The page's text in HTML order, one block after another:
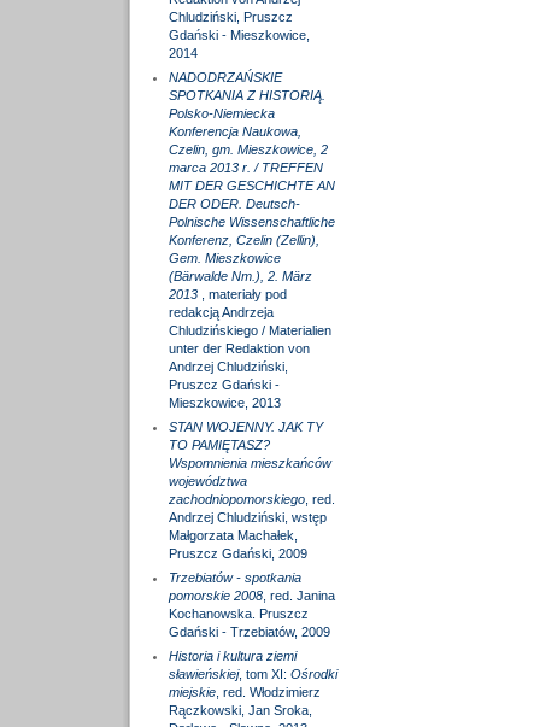
Chludziński, Pruszcz
Gdański - Mieszkowice,
2014
NADODRZAŃSKIE
SPOTKANIA Z HISTORIĄ.
Polsko-Niemiecka
Konferencja Naukowa,
Czelin, gm. Mieszkowice, 2
marca 2013 r. / TREFFEN
MIT DER GESCHICHTE AN
DER ODER. Deutsch-
Polnische Wissenschaftliche
Konferenz, Czelin (Zellin),
Gem. Mieszkowice
(Bärwalde Nm.), 2. März
2013
, materiały pod
redakcją Andrzeja
Chludzińskiego / Materialien
unter der Redaktion von
Andrzej Chludziński,
Pruszcz Gdański -
Mieszkowice, 2013
STAN WOJENNY. JAK TY
TO PAMIĘTASZ?
Wspomnienia mieszkańców
województwa
zachodniopomorskiego, red.
Andrzej Chludziński, wstęp
Małgorzata Machałek,
Pruszcz Gdański, 2009
Trzebiatów - spotkania
pomorskie 2008, red. Janina
Kochanowska. Pruszcz
Gdański - Trzebiatów, 2009
Historia i kultura ziemi
sławieńskiej, tom XI: Ośrodki
miejskie, red. Włodzimierz
Rączkowski, Jan Sroka,